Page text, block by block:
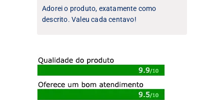
Adorei o produto, exatamente como
descrito. Valeu cada centavo!